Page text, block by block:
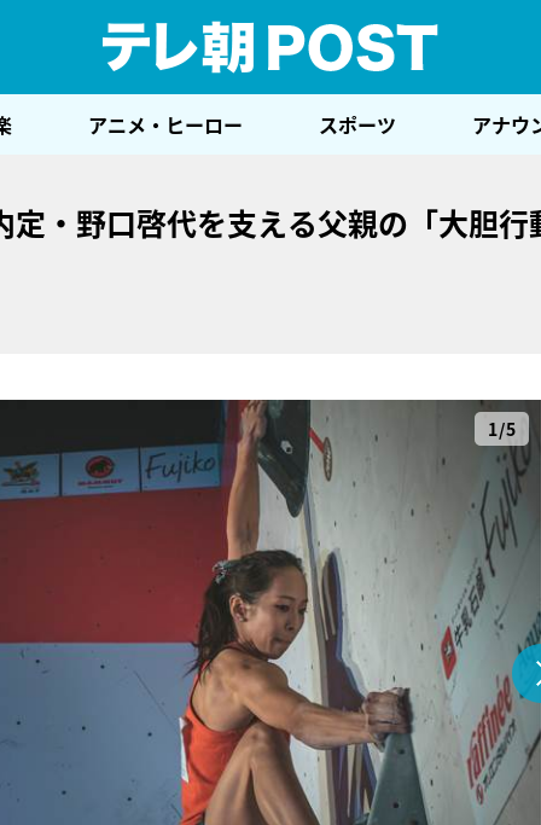
アニメ・ヒーロー スポーツ アナウ
・野口啓代を支える父親の「大胆行
1/5
『アイ＝ラブ！げーみん
E齋藤樹愛羅＆佐々木舞
ビュー